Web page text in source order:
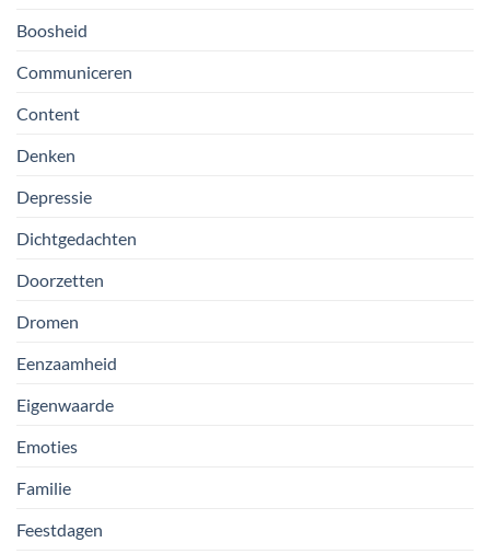
Boosheid
Communiceren
Content
Denken
Depressie
Dichtgedachten
Doorzetten
Dromen
Eenzaamheid
Eigenwaarde
Emoties
Familie
Feestdagen